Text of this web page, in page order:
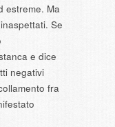
estreme. Ma
Se
e dice
negativi
fra